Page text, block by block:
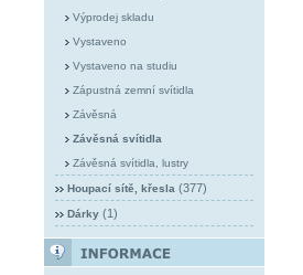
Výprodej skladu
Vystaveno
Vystaveno na studiu
Zápustná zemní svítidla
Závěsná
Závěsná svítidla
Závěsná svítidla, lustry
Houpací sítě, křesla (377)
Dárky(1)